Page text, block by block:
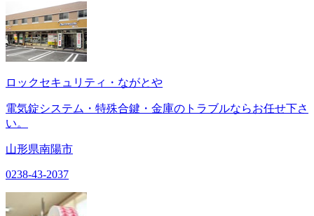
ロックセキュリティ・ながとや
電気錠システム・特殊合鍵・金庫のトラブルならお任せ下さ
い。
山形県南陽市
0238-43-2037